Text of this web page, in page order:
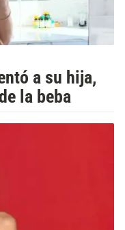
a su hija,
la beba